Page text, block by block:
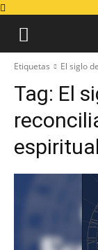
Etiquetas El siglo
Tag: El